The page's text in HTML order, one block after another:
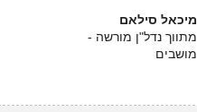
מיכאל סילאם
מתווך נדל"ן מורשה -
מושבים